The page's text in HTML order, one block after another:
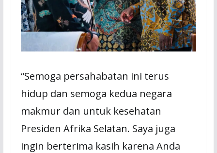
“Semoga persahabatan ini terus
hidup dan semoga kedua negara
makmur dan untuk kesehatan
Presiden Afrika Selatan. Saya juga
ingin berterima kasih karena Anda